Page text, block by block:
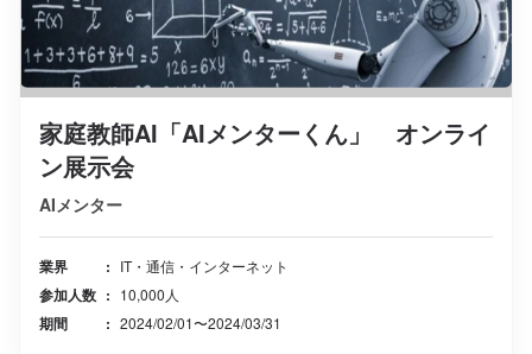
家庭教師AI「AIメンターくん」 オンライ
ン展示会
AIメンター
業界 IT・通信・インターネット
参加人数 10,000人
期間 2024/02/01〜2024/03/31